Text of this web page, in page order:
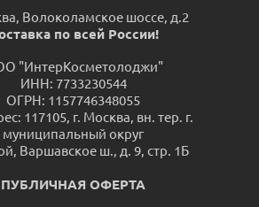
Волоколамское шоссе, д.2
по всей России!
"ИнтерКосметолоджи"
ИНН: 7733230544
ОГРН: 1157746348055
117105, г. Москва, вн. тер. г.
муниципальный округ
Варшавское ш., д. 9, стр. 1Б
ПУБЛИЧНАЯ ОФЕРТА